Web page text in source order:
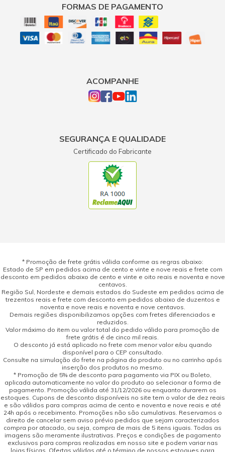
FORMAS DE PAGAMENTO
ACOMPANHE
SEGURANÇA E QUALIDADE
Certificado do Fabricante
* Promoção de frete grátis válida conforme as regras abaixo:
Estado de SP em pedidos acima de cento e vinte e nove reais e frete com
desconto em pedidos abaixo de cento e vinte e oito reais e noventa e nove
centavos.
Região Sul, Nordeste e demais estados do Sudeste em pedidos acima de
trezentos reais e frete com desconto em pedidos abaixo de duzentos e
noventa e nove reais e noventa e nove centavos.
Demais regiões disponibilizamos opções com fretes diferenciados e
reduzidos.
Valor máximo do item ou valor total do pedido válido para promoção de
frete grátis é de cinco mil reais.
O desconto já está aplicado no frete com menor valor e/ou quando
disponível para o CEP consultado.
Consulte na simulação do frete na página do produto ou no carrinho após
inserção dos produtos no mesmo.
* Promoção de 5% de desconto para pagamento via PIX ou Boleto,
aplicada automaticamente no valor do produto ao selecionar a forma de
pagamento. Promoção válida até 31/12/2026 ou enquanto durarem os
estoques. Cupons de desconto disponíveis no site tem o valor de dez reais
e são válidos para compras acima de cento e noventa e nove reais e até
24h após o recebimento. Promoções não são cumulativas. Reservamos o
direito de cancelar sem aviso prévio pedidos que sejam caracterizados
compra por atacado, ou seja, compra de mais de 5 itens iguais. Todas as
imagens são meramente ilustrativas. Preços e condições de pagamento
exclusivos para compras realizadas em nosso site e podem variar nas
lojas físicas. Ofertas válidas até o término de nossos estoques para